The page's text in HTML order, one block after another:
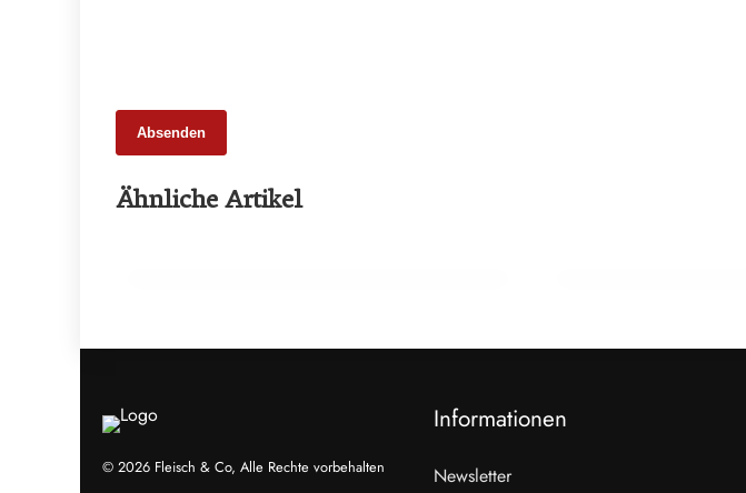
Absenden
Ähnliche Artikel
65 Millionen Euro Umsatz in der
© 2026 Fleisch & Co, Alle Rechte vorbehalten
Informationen
Newsletter